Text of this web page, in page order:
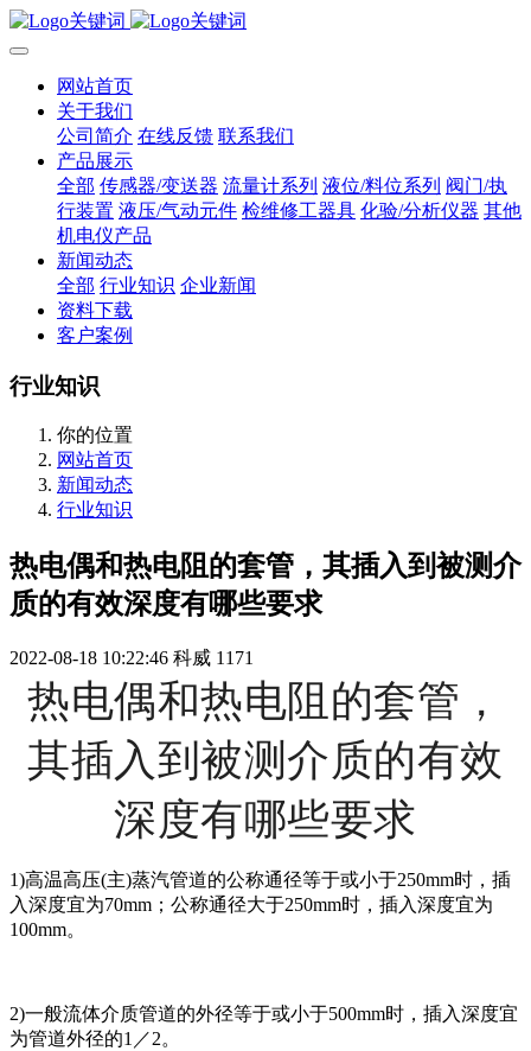
网站首页
关于我们
公司简介 在线反馈 联系我们
产品展示
全部 传感器/变送器 流量计系列 液位/料位系列 阀门/执
行装置 液压/气动元件 检维修工器具 化验/分析仪器 其他
机电仪产品
新闻动态
全部 行业知识 企业新闻
资料下载
客户案例
行业知识
你的位置
网站首页
新闻动态
行业知识
热电偶和热电阻的套管，其插入到被测介
质的有效深度有哪些要求
2022-08-18 10:22:46 科威 1171
热电偶和热电阻的套管，
其插入到被测介质的有效
深度有哪些要求
1)高温高压(主)蒸汽管道的公称通径等于或小于250mm时，插
入深度宜为70mm；公称通径大于250mm时，插入深度宜为
100mm。
2)一般流体介质管道的外径等于或小于500mm时，插入深度宜
为管道外径的1／2。